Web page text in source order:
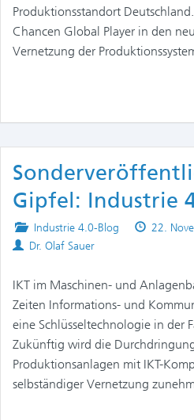
Produktionsstandort
Chancen Global Player in den
Vernetzung der
Gipfel: Industrie
Posted
in
Industrie 4.0-Blog
22.
Authors
Dr. Olaf Sauer
IKT im Maschinen- und
Zeiten Informations- und
eine Schlüsseltechnologie in der
Zukünftig wird die
Produktionsanlagen mit IKT-
selbständiger Vernetzung